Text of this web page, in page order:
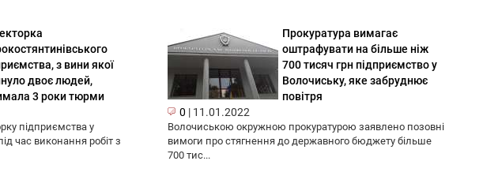
з вини якої
двоє людей,
3 роки тюрми
підприємства у
час виконання робіт з
Прокуратура вимагає
оштрафувати на більше ніж
700 тисяч грн підприємство у
Волочиську, яке забруднює
повітря
0 | 11.01.2022
Волочиською окружною прокуратурою заявлено позовні
вимоги про стягнення до державного бюджету більше
700 тис...